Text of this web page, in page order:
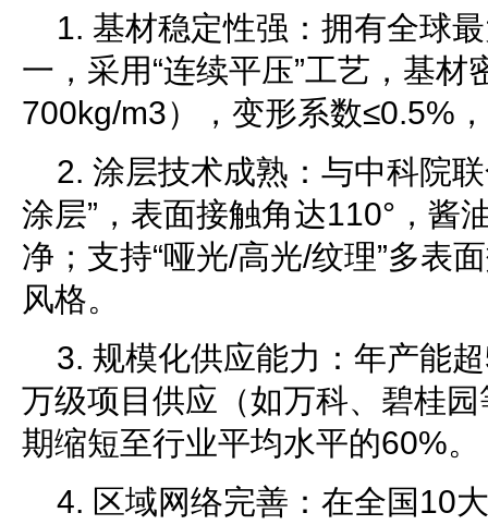
1. 基材稳定性强：拥有全球
一，采用“连续平压”工艺，基材
700kg/m3），变形系数≤0.5%
2. 涂层技术成熟：与中科院
涂层”，表面接触角达110°，酱
净；支持“哑光/高光/纹理”多表
风格。
3. 规模化供应能力：年产能
万级项目供应（如万科、碧桂
期缩短至行业平均水平的60%。
4. 区域网络完善：在全国10